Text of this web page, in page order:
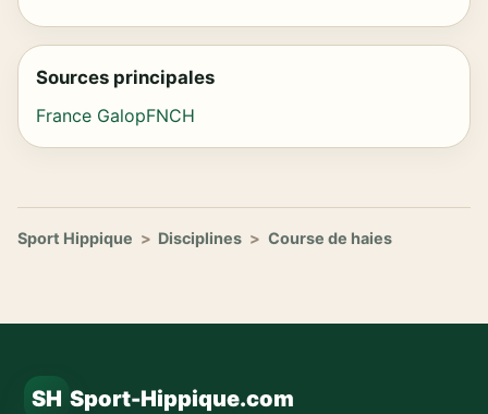
Sources principales
France GalopFNCH
Sport Hippique > Disciplines > Course de haies
SH Sport-Hippique.com